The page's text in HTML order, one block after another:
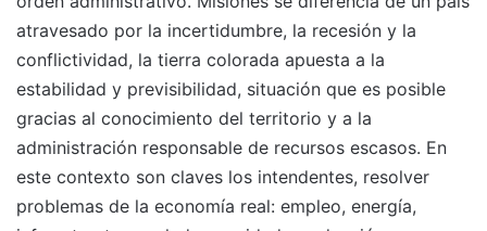
atravesado por la incertidumbre, la recesión y la
conflictividad, la tierra colorada apuesta a la
estabilidad y previsibilidad, situación que es posible
gracias al conocimiento del territorio y a la
administración responsable de recursos escasos. En
este contexto son claves los intendentes, resolver
problemas de la economía real: empleo, energía,